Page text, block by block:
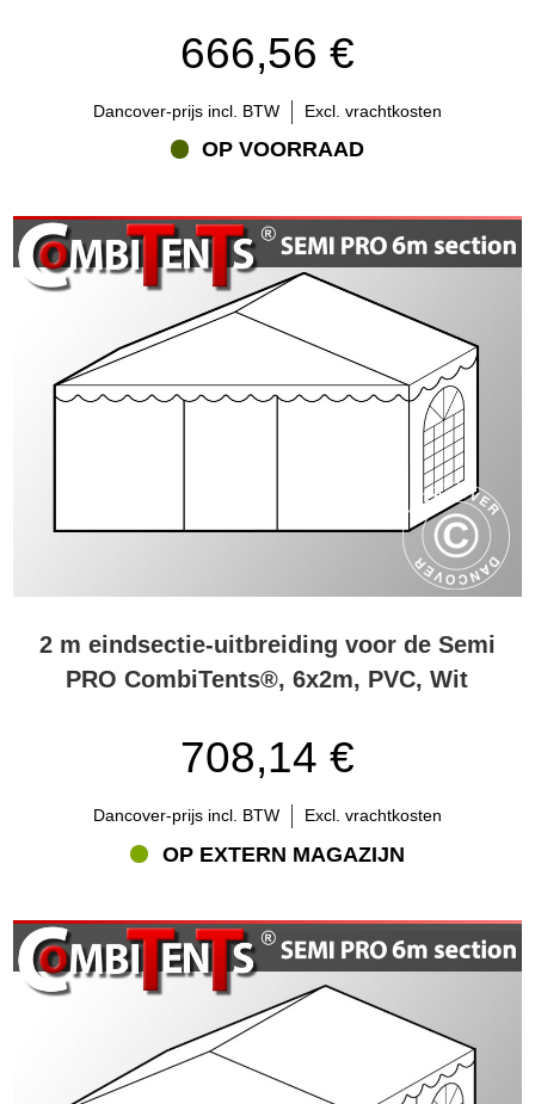
666,56 €
Dancover-prijs incl. BTW Excl. vrachtkosten
OP VOORRAAD
2 m eindsectie-uitbreiding voor de Semi
PRO CombiTents®, 6x2m, PVC, Wit
708,14 €
Dancover-prijs incl. BTW Excl. vrachtkosten
OP EXTERN MAGAZIJN